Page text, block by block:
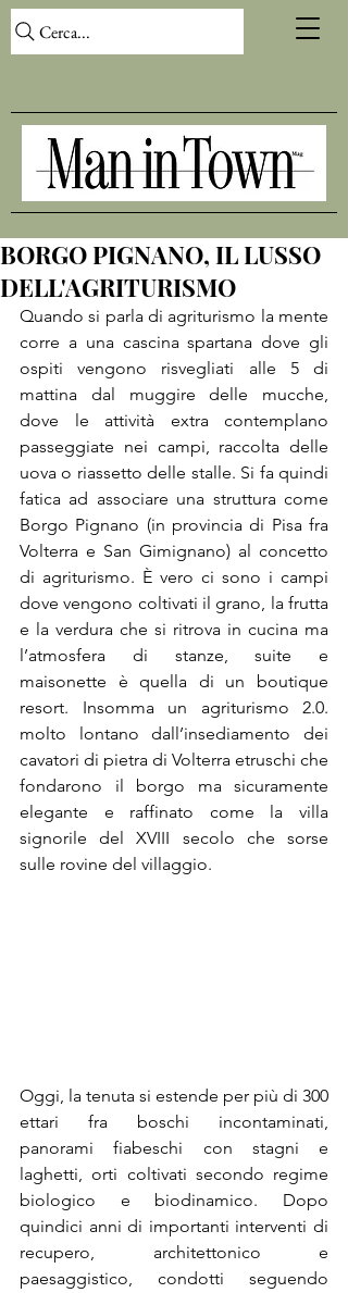
Cerca...
BORGO PIGNANO, IL LUSSO
DELL'AGRITURISMO
Quando si parla di agriturismo la mente
corre a una cascina spartana dove gli
ospiti vengono risvegliati alle 5 di
mattina dal muggire delle mucche,
dove le attività extra contemplano
passeggiate nei campi, raccolta delle
uova o riassetto delle stalle. Si fa quindi
fatica ad associare una struttura come
Borgo Pignano (in provincia di Pisa fra
Volterra e San Gimignano) al concetto
di agriturismo. È vero ci sono i campi
dove vengono coltivati il grano, la frutta
e la verdura che si ritrova in cucina ma
l’atmosfera di stanze, suite e
maisonette è quella di un boutique
resort. Insomma un agriturismo 2.0.
molto lontano dall’insediamento dei
cavatori di pietra di Volterra etruschi che
fondarono il borgo ma sicuramente
elegante e raffinato come la villa
signorile del XVIII secolo che sorse
sulle rovine del villaggio.
Oggi, la tenuta si estende per più di 300
ettari fra boschi incontaminati,
panorami fiabeschi con stagni e
laghetti, orti coltivati secondo regime
biologico e biodinamico. Dopo
quindici anni di importanti interventi di
recupero, architettonico e
paesaggistico, condotti seguendo